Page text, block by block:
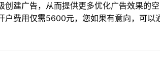
建广告，从而提供更多优化广告效果的空
费用仅需5600元，您如果有意向，可以